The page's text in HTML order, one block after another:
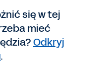
się w tej
mieć
Odkryj
.